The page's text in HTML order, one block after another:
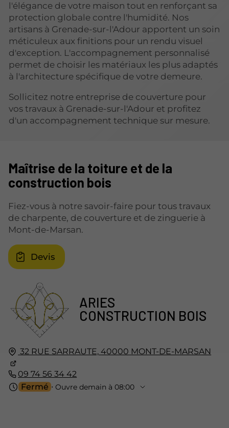
l'élégance de votre maison tout en renforçant sa
protection globale contre l'humidité. Nos
artisans à Grenade-sur-l'Adour apportent un soin
méticuleux aux finitions pour un rendu visuel
d'exception. L'accompagnement personnalisé
permet de choisir les matériaux les plus adaptés
à l'architecture spécifique de votre demeure.
Sollicitez notre entreprise de couverture pour
vos travaux à Grenade-sur-l'Adour et profitez
d'un accompagnement technique sur mesure.
ARIES
CONSTRUCTION BOIS
32 RUE SARRAUTE, 40000 MONT-DE-MARSAN
09 74 56 34 42
Fermé ⋅ Ouvre demain à 08:00
Maîtrise de la toiture et de la
construction bois
Fiez-vous à notre savoir-faire pour tous travaux
de charpente, de couverture et de zinguerie à
Mont-de-Marsan.
Devis